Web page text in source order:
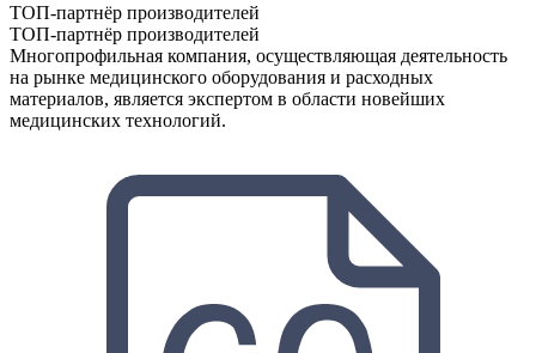
ТОП-партнёр производителей
ТОП-партнёр производителей
Многопрофильная компания, осуществляющая деятельность
на рынке медицинского оборудования и расходных
материалов, является экспертом в области новейших
медицинских технологий.